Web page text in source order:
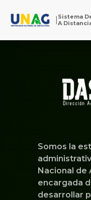
Sistema
A
Somos la
Nacional de
encargada
desarrollar